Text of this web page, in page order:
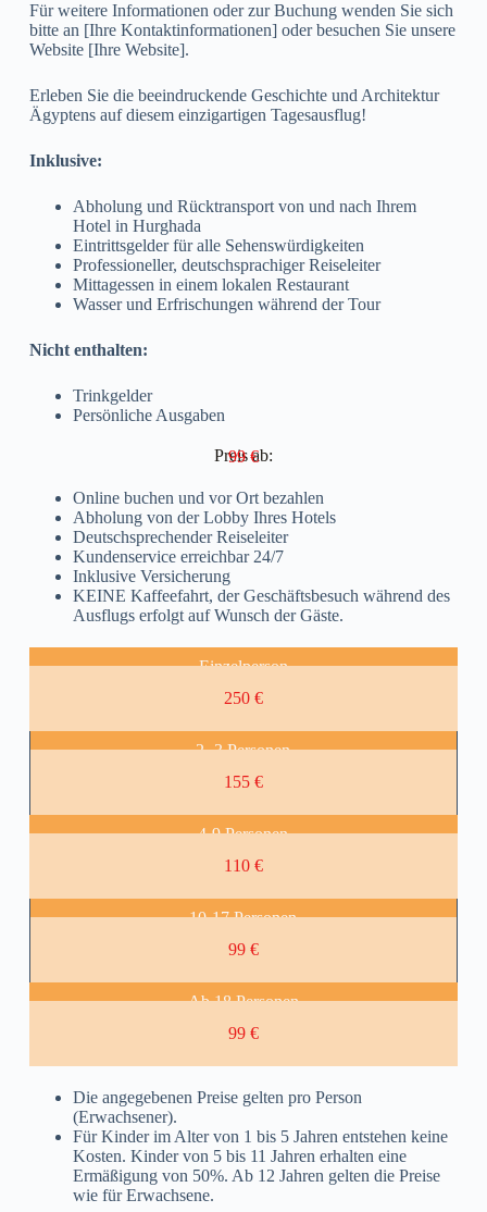
Für weitere Informationen oder zur Buchung wenden Sie sich
bitte an [Ihre Kontaktinformationen] oder besuchen Sie unsere
Website [Ihre Website].
Erleben Sie die beeindruckende Geschichte und Architektur
Ägyptens auf diesem einzigartigen Tagesausflug!
Inklusive:
Abholung und Rücktransport von und nach Ihrem
Hotel in Hurghada
Eintrittsgelder für alle Sehenswürdigkeiten
Professioneller, deutschsprachiger Reiseleiter
Mittagessen in einem lokalen Restaurant
Wasser und Erfrischungen während der Tour
Nicht enthalten:
Trinkgelder
Persönliche Ausgaben
Preis ab:
99 €
Online buchen und vor Ort bezahlen
Abholung von der Lobby Ihres Hotels
Deutschsprechender Reiseleiter
Kundenservice erreichbar 24/7
Inklusive Versicherung
KEINE Kaffeefahrt, der Geschäftsbesuch während des
Ausflugs erfolgt auf Wunsch der Gäste.
Einzelperson
250 €
2 -3 Personen
155 €
4-9 Personen
110 €
10-17 Personen
99 €
Ab 18 Personen
99 €
Die angegebenen Preise gelten pro Person
(Erwachsener).
Für Kinder im Alter von 1 bis 5 Jahren entstehen keine
Kosten. Kinder von 5 bis 11 Jahren erhalten eine
Ermäßigung von 50%. Ab 12 Jahren gelten die Preise
wie für Erwachsene.